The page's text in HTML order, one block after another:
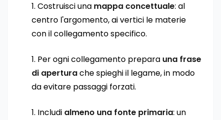
Costruisci una mappa concettuale: al
centro l'argomento, ai vertici le materie
con il collegamento specifico.
Per ogni collegamento prepara una frase
di aperturache spieghi il legame, in modo
da evitare passaggi forzati.
Includi almeno una fonte primaria: un